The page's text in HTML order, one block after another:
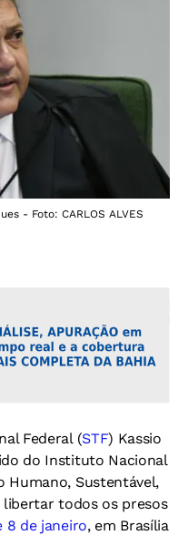
- Foto: CARLOS ALVES
Federal (STF) Kassio
do Instituto Nacional
Humano, Sustentável,
libertar todos os presos
8 de janeiro, em Brasília